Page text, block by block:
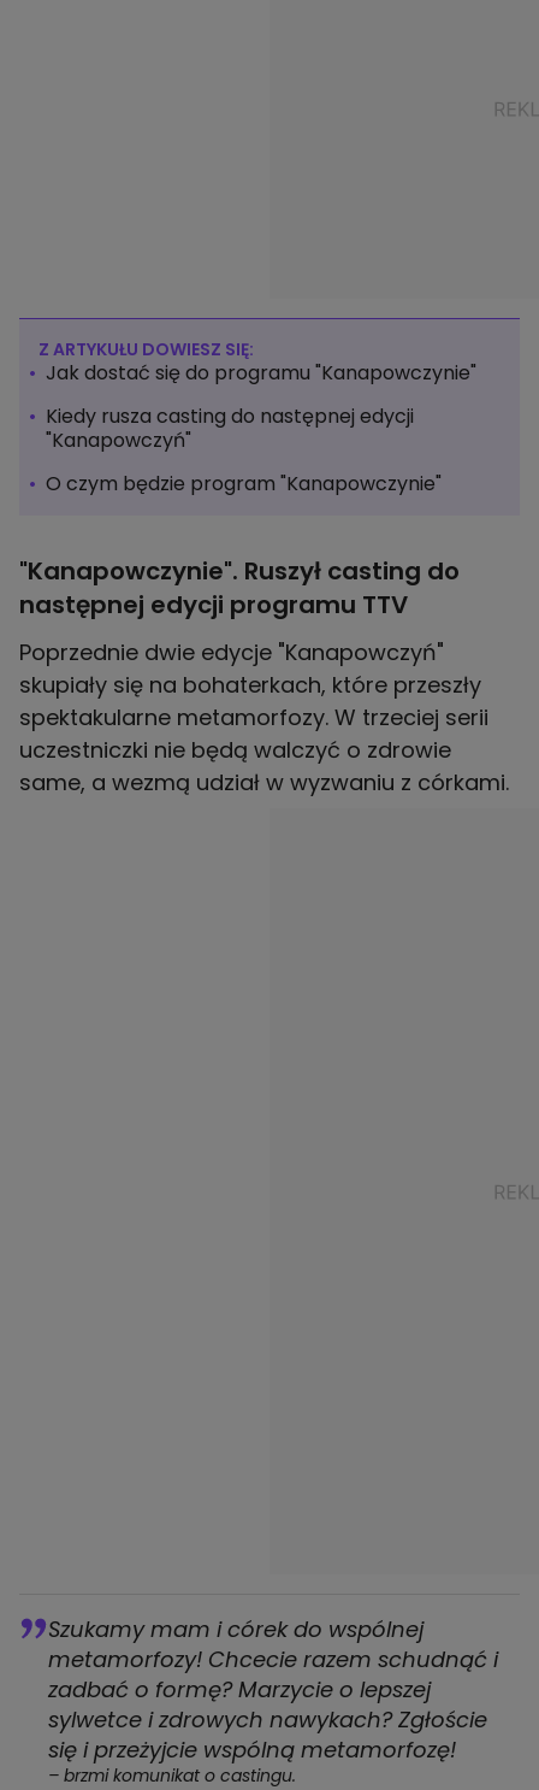
Z ARTYKUŁU DOWIESZ SIĘ:
Jak dostać się do programu "Kanapowczynie"
Kiedy rusza casting do następnej edycji
"Kanapowczyń"
O czym będzie program "Kanapowczynie"
"Kanapowczynie". Ruszył casting do
następnej edycji programu TTV
Poprzednie dwie edycje "Kanapowczyń"
skupiały się na bohaterkach, które przeszły
spektakularne metamorfozy. W trzeciej serii
uczestniczki nie będą walczyć o zdrowie
same, a wezmą udział w wyzwaniu z córkami.
Szukamy mam i córek do wspólnej
metamorfozy! Chcecie razem schudnąć i
zadbać o formę? Marzycie o lepszej
sylwetce i zdrowych nawykach? Zgłoście
się i przeżyjcie wspólną metamorfozę!
– brzmi komunikat o castingu.